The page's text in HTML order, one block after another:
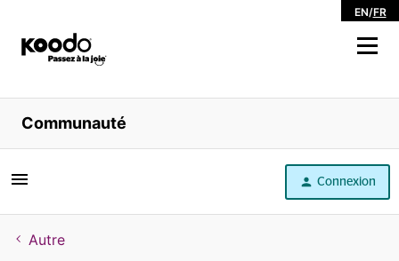
EN/FR
Magasiner
Libre service
Aide
Communauté
Connexion
Autre